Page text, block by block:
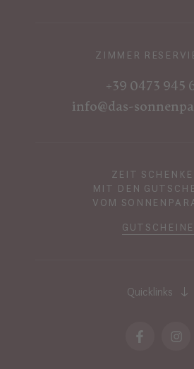
ZIMMER
+39 0473 945
info@das-
ZEIT
MIT DEN
VOM
GUTSCHEINE
Quicklinks